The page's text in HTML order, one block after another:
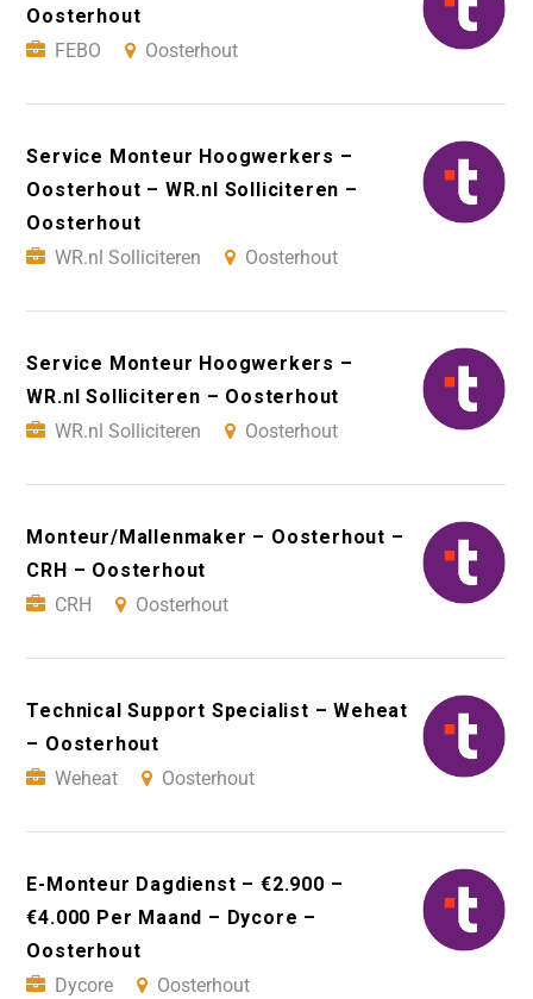
Oosterhout
FEBO
Oosterhout
Service Monteur Hoogwerkers –
Oosterhout – WR.nl Solliciteren –
Oosterhout
WR.nl Solliciteren
Oosterhout
Service Monteur Hoogwerkers –
WR.nl Solliciteren – Oosterhout
WR.nl Solliciteren
Oosterhout
Monteur/Mallenmaker – Oosterhout –
CRH – Oosterhout
CRH
Oosterhout
Technical Support Specialist – Weheat
– Oosterhout
Weheat
Oosterhout
E-Monteur Dagdienst – €2.900 –
€4.000 Per Maand – Dycore –
Oosterhout
Dycore
Oosterhout